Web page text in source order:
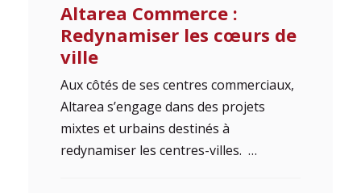
Altarea Commerce :
Redynamiser les cœurs de
ville
Aux côtés de ses centres commerciaux,
Altarea s’engage dans des projets
mixtes et urbains destinés à
redynamiser les centres-villes. …